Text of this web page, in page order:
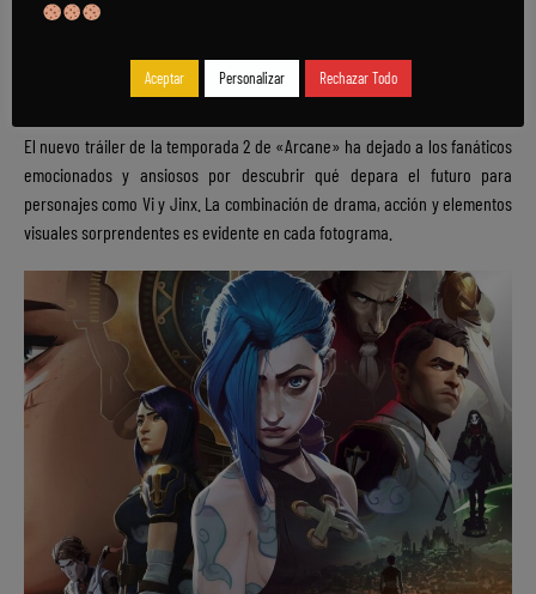
El Trailer Que Deja A Todos
Queriendo Más
El nuevo tráiler de la temporada 2 de «Arcane» ha dejado a los fanáticos
emocionados y ansiosos por descubrir qué depara el futuro para
personajes como Vi y Jinx. La combinación de drama, acción y elementos
visuales sorprendentes es evidente en cada fotograma.
Aceptar Personalizar Rechazar Todo